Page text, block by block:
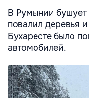
В Румынии бушует
повалил деревья
Бухаресте было
автомобилей.